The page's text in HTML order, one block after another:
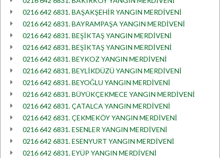
0216 642 6831. BAŞAKŞEHİR YANGIN MERDİVENİ
0216 642 6831. BAYRAMPAŞA YANGIN MERDİVENİ
0216 642 6831. BEŞİKTAŞ YANGIN MERDİVENİ
0216 642 6831. BEŞİKTAŞ YANGIN MERDİVENİ
0216 642 6831. BEYKOZ YANGIN MERDİVENİ
0216 642 6831. BEYLİKDÜZÜ YANGIN MERDİVENİ
0216 642 6831. BEYOĞLU YANGIN MERDİVENİ
0216 642 6831. BÜYÜKÇEKMECE YANGIN MERDİVENİ
0216 642 6831. ÇATALCA YANGIN MERDİVENİ
0216 642 6831. ÇEKMEKÖY YANGIN MERDİVENİ
0216 642 6831. ESENLER YANGIN MERDİVENİ
0216 642 6831. ESENYURT YANGIN MERDİVENİ
0216 642 6831. EYÜP YANGIN MERDİVENİ